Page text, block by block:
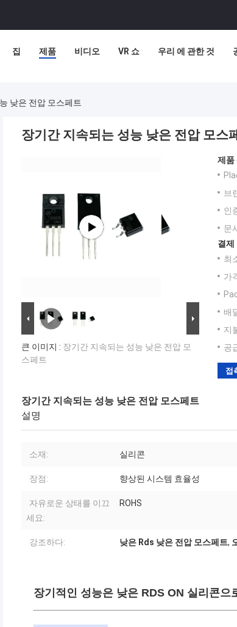
집 제품 비디오 VR 쇼 우리 에 관한 것
낮은 전압 모스페트
장기간 지속되는 성능 낮은 전압 모스
큰 이미지 : 장기간 지속되는 성능 낮은 전압 모
스페트
제품
브
인
문
결제
최
가
배
지
공
접
장기간 지속되는 성능 낮은 전압 모스페트
설명
소재: 실리콘
장점: 향상된 시스템 효율성
자유로운 상태를 이끄
세요:
ROHS
강조하다: 낮은 Rds 낮은 전압 모스페트,
장기적인 성능은 낮은 RDS ON 실리콘